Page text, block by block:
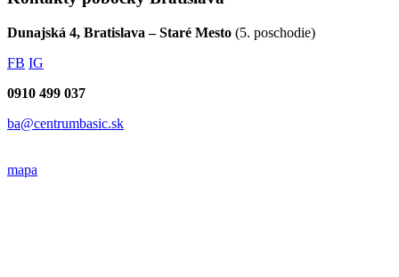
Dunajská 4, Bratislava – Staré Mesto (5. poschodie)
FB IG
0910 499 037
ba@centrumbasic.sk
mapa